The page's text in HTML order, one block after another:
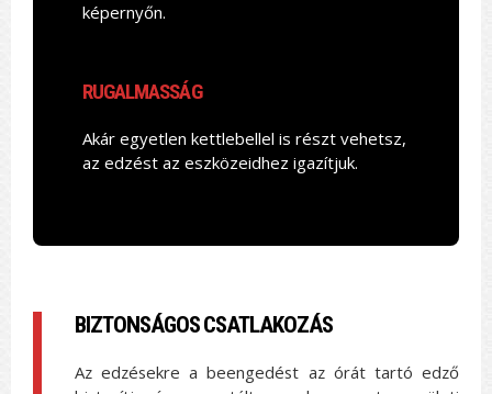
képernyőn.
RUGALMASSÁG
Akár egyetlen kettlebellel is részt vehetsz,
az edzést az eszközeidhez igazítjuk.
BIZTONSÁGOS CSATLAKOZÁS
Az edzésekre a beengedést az órát tartó edző